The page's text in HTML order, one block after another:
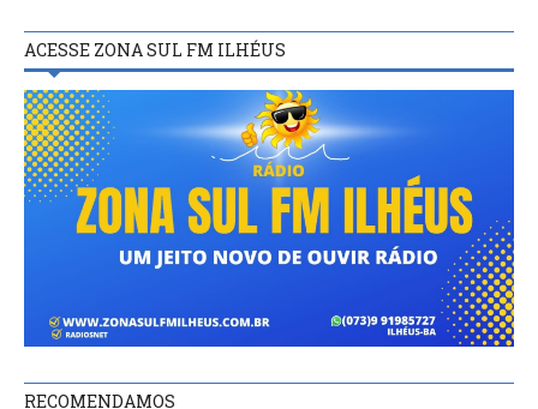
ACESSE ZONA SUL FM ILHÉUS
RECOMENDAMOS